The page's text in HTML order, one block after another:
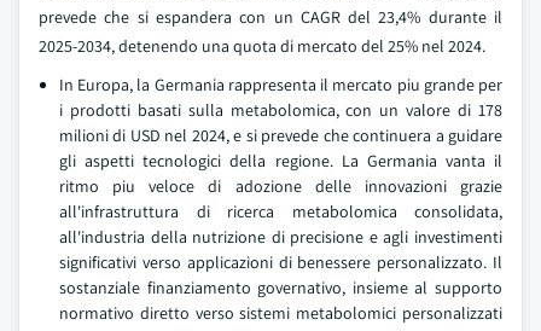
prevede che si espandera con un CAGR del 23,4% durante il
2025-2034, detenendo una quota di mercato del 25% nel 2024.
In Europa, la Germania rappresenta il mercato piu grande per
i prodotti basati sulla metabolomica, con un valore di 178
milioni di USD nel 2024, e si prevede che continuera a guidare
gli aspetti tecnologici della regione. La Germania vanta il
ritmo piu veloce di adozione delle innovazioni grazie
all'infrastruttura di ricerca metabolomica consolidata,
all'industria della nutrizione di precisione e agli investimenti
significativi verso applicazioni di benessere personalizzato. Il
sostanziale finanziamento governativo, insieme al supporto
normativo diretto verso sistemi metabolomici personalizzati